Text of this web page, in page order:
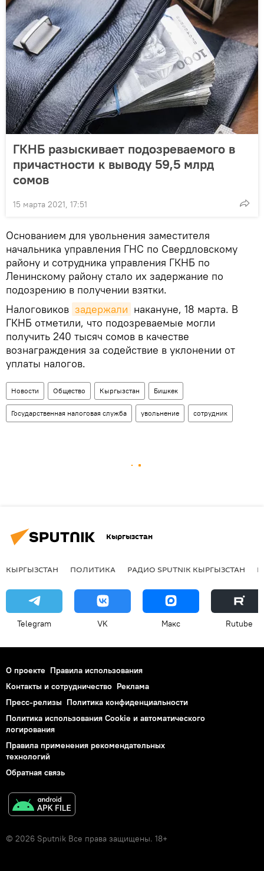
ГКНБ разыскивает подозреваемого в
причастности к выводу 59,5 млрд
сомов
15 марта 2021, 17:51
Основанием для увольнения заместителя
начальника управления ГНС по Свердловскому
району и сотрудника управления ГКНБ по
Ленинскому району стало их задержание по
подозрению в получении взятки.
Налоговиков задержали накануне, 18 марта. В
ГКНБ отметили, что подозреваемые могли
получить 240 тысяч сомов в качестве
вознаграждения за содействие в уклонении от
уплаты налогов.
Новости Общество Кыргызстан Бишкек
Государственная налоговая служба увольнение сотрудник
Кыргызстан
КЫРГЫЗСТАН ПОЛИТИКА РАДИО SPUTNIK КЫРГЫЗСТАН
Telegram VK Макс Rutube
О проекте Правила использования
Контакты и сотрудничество Реклама
Пресс-релизы Политика конфиденциальности
Политика использования Cookie и автоматического
логирования
Правила применения рекомендательных
технологий
Обратная связь
© 2026 Sputnik Все права защищены. 18+